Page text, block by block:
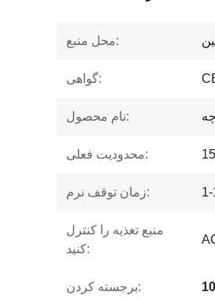
محل منبع:
گواهی:
نام محصول:
محدودیت فعلی:
زمان توقف نرم:
منبع تغذیه را کنترل
کنید:
برجسته کردن: